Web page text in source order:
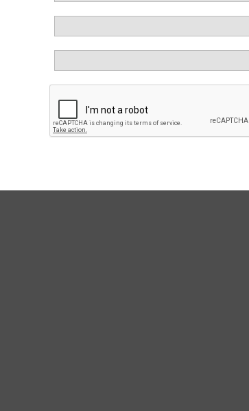
זיכרון עמום של הוריה אל תחרות דיג רחוקה. בדרך היא
מקרי והופך לקשר נדיר. לאורך הדרך, בין שתיקות,
גם במקום שבו לא ציפו לה.